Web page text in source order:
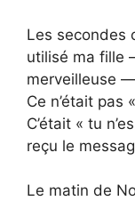
Les secondes
utilisé ma fille
merveilleuse
Ce n’était pas
C’était « tu
reçu le
Le matin de